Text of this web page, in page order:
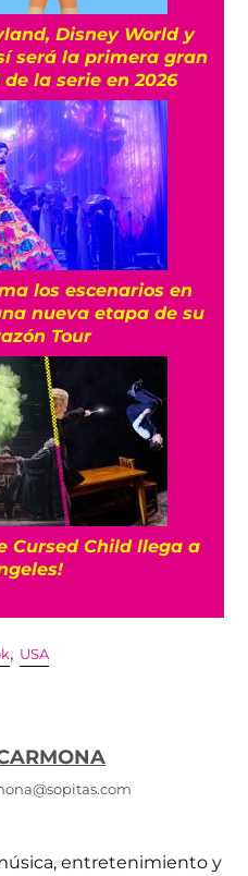
Disney World y
será la primera gran
la serie en 2026
los escenarios en
nueva etapa de su
Tour
Cursed Child llega a
, USA
entretenimiento y